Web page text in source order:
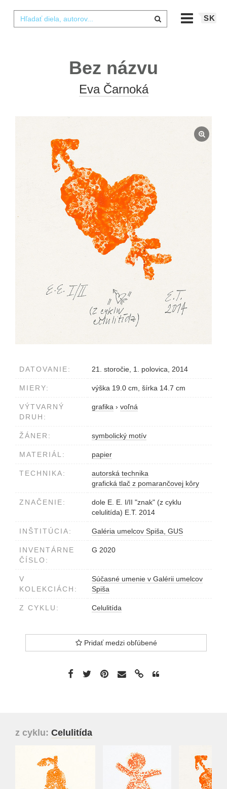
SK
Bez názvu
Eva Čarnoká
DATOVANIE: 21. storočie, 1. polovica, 2014
MIERY: výška 19.0 cm, šírka 14.7 cm
VÝTVARNÝ
DRUH:
grafika › voľná
ŽÁNER: symbolický motív
MATERIÁL: papier
TECHNIKA:
autorská technika
grafická tlač z pomarančovej kôry
ZNAČENIE:
dole E. E. I/II "znak" (z cyklu
celulitída) E.T. 2014
INŠTITÚCIA: Galéria umelcov Spiša, GUS
INVENTÁRNE
ČÍSLO:
G 2020
V
KOLEKCIÁCH:
Súčasné umenie v Galérii umelcov
Spiša
Z CYKLU: Celulitída
Pridať medzi obľúbené
z cyklu: Celulitída